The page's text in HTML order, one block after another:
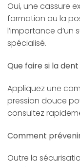
Oui, une cassure
formation ou la
l’importance d’un
spécialisé.
Que faire si la
Appliquez une
pression douce
consultez
Comment
Outre la